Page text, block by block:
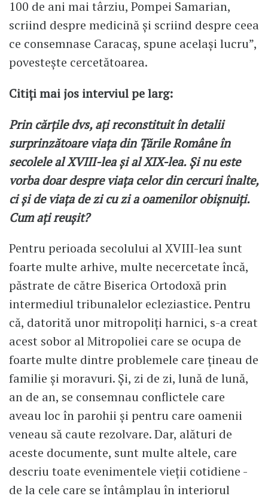
100 de ani mai târziu, Pompei Samarian,
scriind despre medicină și scriind despre ceea
ce consemnase Caracaș, spune același lucru”,
povestește cercetătoarea.
Citiți mai jos interviul pe larg:
Prin cărțile dvs, ați reconstituit în detalii
surprinzătoare viața din Țările Române în
secolele al XVIII-lea și al XIX-lea. Și nu este
vorba doar despre viața celor din cercuri înalte,
ci și de viața de zi cu zi a oamenilor obișnuiți.
Cum ați reușit?
Pentru perioada secolului al XVIII-lea sunt
foarte multe arhive, multe necercetate încă,
păstrate de către Biserica Ortodoxă prin
intermediul tribunalelor ecleziastice. Pentru
că, datorită unor mitropoliți harnici, s-a creat
acest sobor al Mitropoliei care se ocupa de
foarte multe dintre problemele care țineau de
familie și moravuri. Și, zi de zi, lună de lună,
an de an, se consemnau conflictele care
aveau loc în parohii și pentru care oamenii
veneau să caute rezolvare. Dar, alături de
aceste documente, sunt multe altele, care
descriu toate evenimentele vieții cotidiene -
de la cele care se întâmplau în interiorul